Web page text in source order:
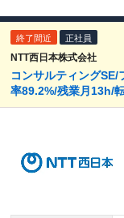
終了間近 正社員
NTT西日本株式会社
コンサルティング
率89.2%/残業月13h/